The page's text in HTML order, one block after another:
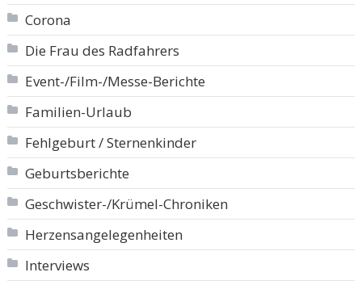
Corona
Die Frau des Radfahrers
Event-/Film-/Messe-Berichte
Familien-Urlaub
Fehlgeburt / Sternenkinder
Geburtsberichte
Geschwister-/Krümel-Chroniken
Herzensangelegenheiten
Interviews